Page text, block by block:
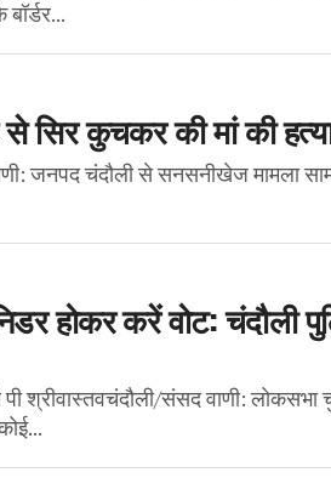
से सिर कुचकर की मां की
जनपद चंदौली से सनसनीखेज मामला
होकर करें वोट: चंदौली
श्रीवास्तवचंदौली/संसद वाणी: लोकसभा